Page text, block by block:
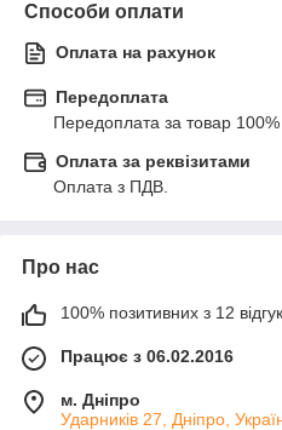
Способи оплати
Оплата на рахунок
Передоплата
Передоплата за товар 100%
Оплата за реквізитами
Оплата з ПДВ.
Про нас
100% позитивних з 12
Працює з 06.02.2016
м. Дніпро
Ударників 27, Дніпро,